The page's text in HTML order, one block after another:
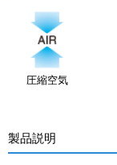
圧縮空気
製品説明